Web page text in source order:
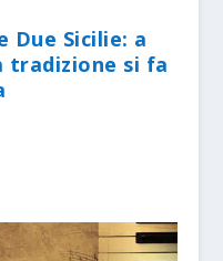
Due Sicilie: a
tradizione si fa